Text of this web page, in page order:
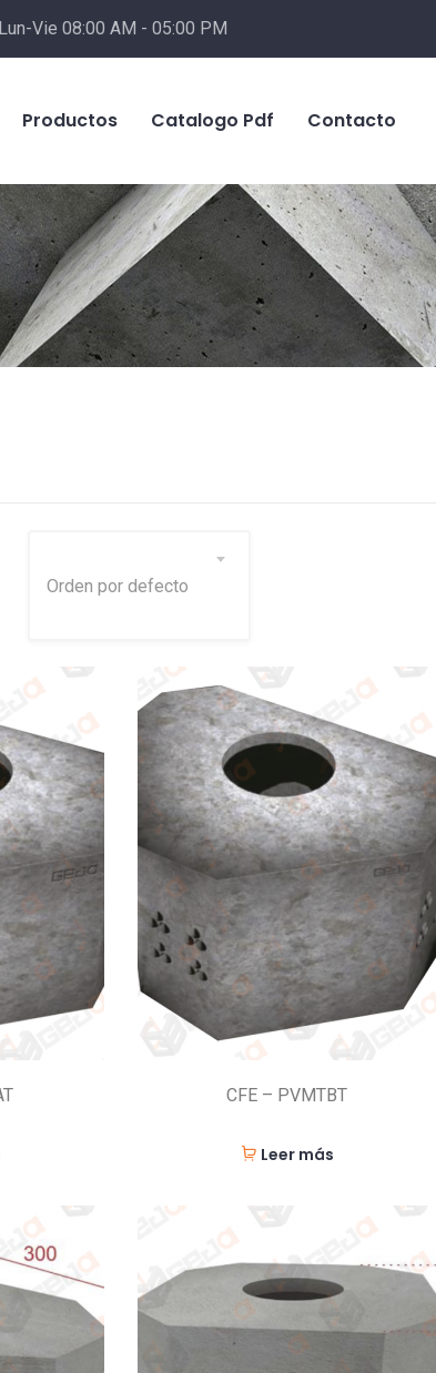
Lun-Vie 08:00 AM - 05:00 PM
Productos Catalogo Pdf Contacto
CFE – PVMTBT
Leer más